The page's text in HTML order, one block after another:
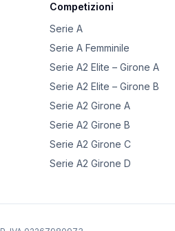
Competizioni
Serie A
Serie A Femminile
Serie A2 Elite – Girone A
Serie A2 Elite – Girone B
Serie A2 Girone A
Serie A2 Girone B
Serie A2 Girone C
Serie A2 Girone D